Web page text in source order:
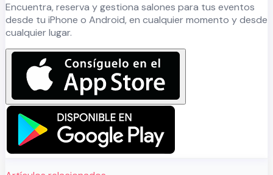
Encuentra, reserva y gestiona salones para tus eventos
desde tu iPhone o Android, en cualquier momento y desde
cualquier lugar.